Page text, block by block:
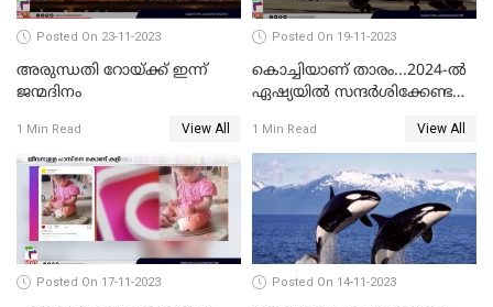
Posted On 23-11-2023
അരുന്ധതി റോയ്ക്ക് ഇന്ന്
ജന്മദിനം
1 Min Read View All
Posted On 19-11-2023
കൊച്ചിയാണ് താരം...2024-ല്‍
ഏഷ്യയില്‍ സന്ദര്‍ശിക്കേണ്ട
കൊച്ചിയും
1 Min Read View All
Posted On 17-11-2023 Posted On 14-11-2023